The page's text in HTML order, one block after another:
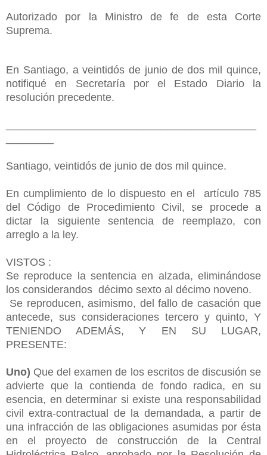
Autorizado por la Ministro de fe de esta Corte
Suprema.
En Santiago, a veintidós de junio de dos mil quince,
notifiqué en Secretaría por el Estado Diario la
resolución precedente.
Santiago, veintidós de junio de dos mil quince.
En cumplimiento de lo dispuesto en el artículo 785
del Código de Procedimiento Civil, se procede a
dictar la siguiente sentencia de reemplazo, con
arreglo a la ley.
VISTOS :
Se reproduce la sentencia en alzada, eliminándose
los considerandos décimo sexto al décimo noveno.
Se reproducen, asimismo, del fallo de casación que
antecede, sus consideraciones tercero y quinto, Y
TENIENDO ADEMÁS, Y EN SU LUGAR,
PRESENTE:
Uno) Que del examen de los escritos de discusión se
advierte que la contienda de fondo radica, en su
esencia, en determinar si existe una responsabilidad
civil extra-contractual de la demandada, a partir de
una infracción de las obligaciones asumidas por ésta
en el proyecto de construcción de la Central